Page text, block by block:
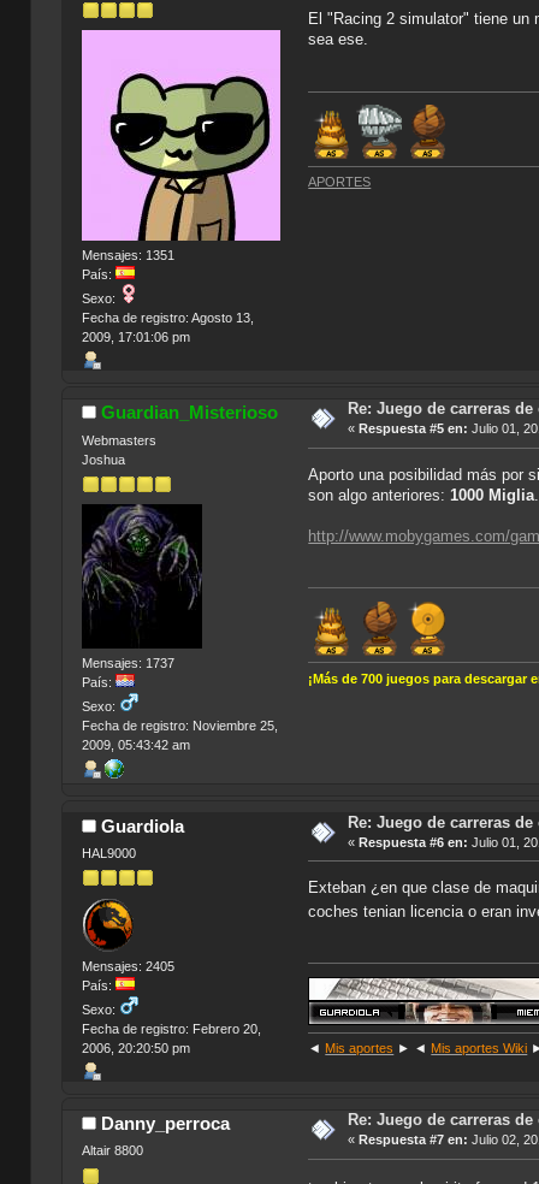
Mensajes: 1351
País:
Sexo:
Fecha de registro: Agosto 13,
2009, 17:01:06 pm
El "Racing 2 simulator" tiene un
sea ese.
APORTES
Guardian_Misterioso
Webmasters
Joshua
Mensajes: 1737
País:
Sexo:
Fecha de registro: Noviembre 25,
2009, 05:43:42 am
Re: Juego de carreras
« Respuesta #5 en: Julio 01,
Aporto una posibilidad más por
son algo anteriores: 1000 Miglia
http://www.mobygames.com/
¡Más de 700 juegos para
Guardiola
HAL9000
Mensajes: 2405
País:
Sexo:
Fecha de registro: Febrero 20,
2006, 20:20:50 pm
Re: Juego de carreras
« Respuesta #6 en: Julio 01,
Exteban ¿en que clase de
coches tenian licencia o eran
◄ Mis aportes ► ◄ Mis aportes Wiki
Danny_perroca
Altair 8800
Re: Juego de carreras
« Respuesta #7 en: Julio 02,